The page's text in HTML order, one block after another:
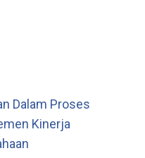
Dalam Proses
Kinerja